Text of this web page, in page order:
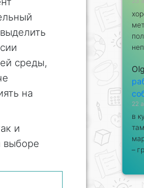
среды,
на
и
выборе
22
в
–